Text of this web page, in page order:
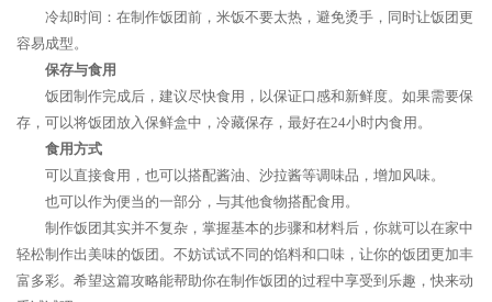
冷却时间：在制作饭团前，米饭不要太热，避免烫手，同时让饭团更
容易成型。
保存与食用
饭团制作完成后，建议尽快食用，以保证口感和新鲜度。如果需要保
存，可以将饭团放入保鲜盒中，冷藏保存，最好在24小时内食用。
食用方式
可以直接食用，也可以搭配酱油、沙拉酱等调味品，增加风味。
也可以作为便当的一部分，与其他食物搭配食用。
制作饭团其实并不复杂，掌握基本的步骤和材料后，你就可以在家中
轻松制作出美味的饭团。不妨试试不同的馅料和口味，让你的饭团更加丰
富多彩。希望这篇攻略能帮助你在制作饭团的过程中享受到乐趣，快来动